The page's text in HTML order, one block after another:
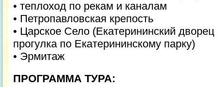
• теплоход по рекам и каналам
• Петропавловская крепость
• Царское Село (Екатерининский
прогулка по Екатерининскому парку)
• Эрмитаж
ПРОГРАММА ТУРА: